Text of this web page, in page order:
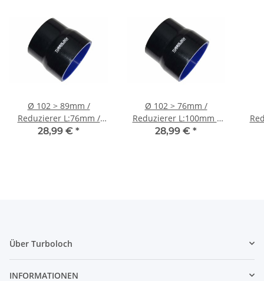
Ø 102 > 89mm /
Reduzierer L:76mm /
Silikonschlauch -
28,99 € *
Ø 102 > 76mm /
Reduzierer L:100mm /
Silikonschlauch -
28,99 € *
Über Turboloch
INFORMATIONEN